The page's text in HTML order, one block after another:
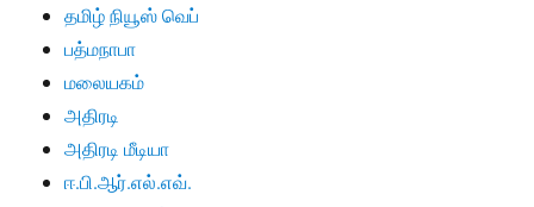
தமிழ் நியூஸ் வெப்
பத்மநாபா
மலையகம்
அதிரடி
அதிரடி மீடியா
ஈ.பி.ஆர்.எல்.எவ்.